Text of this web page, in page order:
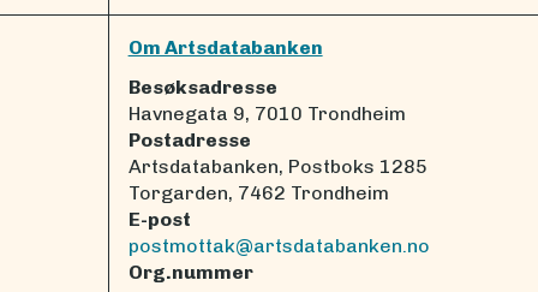
Om Artsdatabanken
Besøksadresse
Havnegata 9, 7010 Trondheim
Postadresse
Artsdatabanken, Postboks 1285
Torgarden, 7462 Trondheim
E-post
postmottak@artsdatabanken.no
Org.nummer